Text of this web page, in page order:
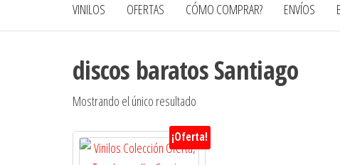
VINILOS OFERTAS CÓMO COMPRAR? ENVÍOS
discos baratos Santiago
Mostrando el único resultado
¡Oferta!